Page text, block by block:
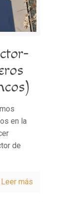
en la
de
Leer más